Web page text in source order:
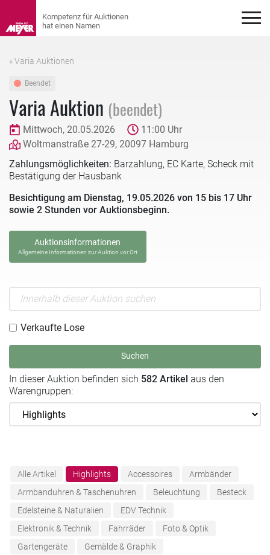
« Varia Auktionen
Beendet
Varia Auktion (beendet)
Mittwoch, 20.05.2026
11:00 Uhr
Woltmanstraße 27-29, 20097 Hamburg
Zahlungsmöglichkeiten: Barzahlung, EC Karte, Scheck mit
Bestätigung der Hausbank
Besichtigung am Dienstag, 19.05.2026 von 15 bis 17 Uhr
sowie 2 Stunden vor Auktionsbeginn.
Auktionsinformationen
Allgemeine Informationen zur Auktion vor Ort
Verkaufte Lose
Suchen
In dieser Auktion befinden sich 582 Artikel aus den
Warengruppen:
Alle Artikel Highlights Accessoires
Armbänder
Armbanduhren & Taschenuhren
Beleuchtung
Besteck
Edelsteine & Naturalien
EDV Technik
Elektronik & Technik
Fahrräder
Foto & Optik
Gartengeräte
Gemälde & Graphik